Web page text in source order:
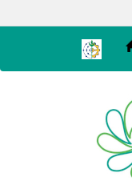
navigation